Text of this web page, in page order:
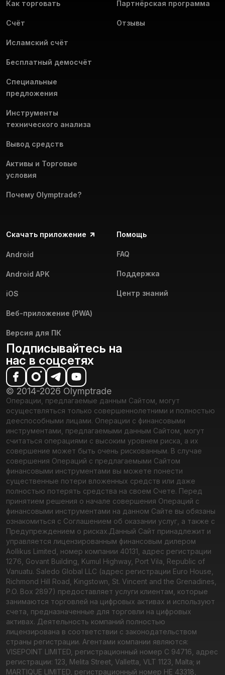
Демосчёт: практикуйтесь без риска.
Скачайте приложение Olymptrade для ПК прямо сейчас и
торговые условия. Скачайте наше приложение для ПК и
убедитесь в этом!
Как торговать
Счёт
Исламский счёт
Бесплатный демосчёт
Специальные
предложения
Инструменты
технического анализа
Вывод средств
Активы и Торговые
условия
Почему Olymptrade?
Партнёрская программа
Отзывы
Скачать приложение
Android
Android APK
iOS
Веб-приложение (PWA)
Версия для ПК
Помощь
FAQ
Поддержка
Центр знаний
Подписывайтесь на
нас в соцсетях
© 2014-2026 Olymptrade
Операции, предлагаемые данным Сайтом, могут
осуществляться только совершеннолетними и полностью
дееспособными лицами. Операции с финансовыми
инструментами, предлагаемыми данным Сайтом, могут
считаться операциями с высоким уровнем риска, а их
совершение может быть очень рискованным. В случае
совершения Операций с предлагаемыми Сайтом
финансовыми инструментами вы можете понести
существенные потери вложенных средств или даже
полностью потерять средства на своем Счете. Перед
принятием решения о начале совершения Операций с
финансовыми инструментами на данном Сайте вы обязаны
ознакомиться с Соглашением об оказании услуг, а также с
Предупреждением о рисках.Данный Сайт принадлежит и
управляется лицензированным финансовым дилером
Aollikus Limited, номер компании 40131, адрес регистрации
1276, Govant Building, Kumul Highway, Port Vila, Republic of
Vanuatu. Saledo Global LLC (адрес регистрации Euro House,
Richmond Hill Road, Kingstown, St. Vincent and the Grenadines,
P.O. Box 2897) предоставляет услуги клиентам, которые
занимаются торговлей на цифровых активах и используют
счета, предназначенные для торговли на цифровых
активах. Деятельность компаний полностью
лицензирована в соответствии с законодательством
страны регистрации. Агентами компании являются:
VISEPOINT LIMITED, регистрационный номер C 94716, адрес
регистрации: 123, Melita Street, Valletta, VLT 1123, Malta; и
MARTIQUE LIMITED, регистрационный номер HE 43318,